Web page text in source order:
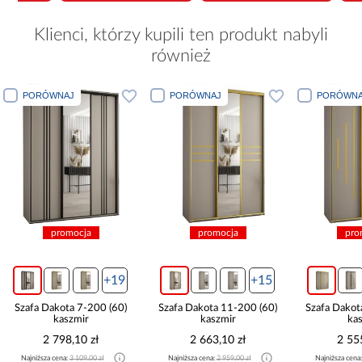
Klienci, którzy kupili ten produkt nabyli
również
PORÓWNAJ
promocja
+19
Szafa Dakota 7-200 (60)
kaszmir
2 798,10 zł
Najniższa cena:3 109,00 zł
PORÓWNAJ
promocja
+15
Szafa Dakota 11-200 (60)
kaszmir
2 663,10 zł
Najniższa cena:2 959,00 zł
Szafa
2
Najniższa